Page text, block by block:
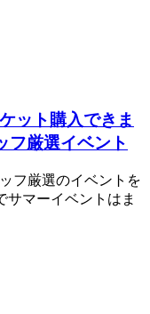
ット購入できま
フ厳選イベント
フ厳選のイベントを
サマーイベントはま